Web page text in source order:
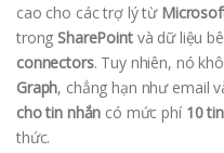
cao cho các trợ lý từ
trongSharePointvà dữ liệu
connectors. Tuy nhiên, nó
Graph, chẳng hạn như email
cho tin nhắn có mức phí 10
thức.